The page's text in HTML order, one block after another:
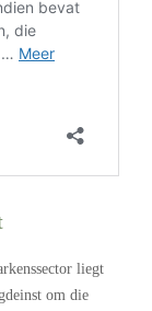
liegt
om die